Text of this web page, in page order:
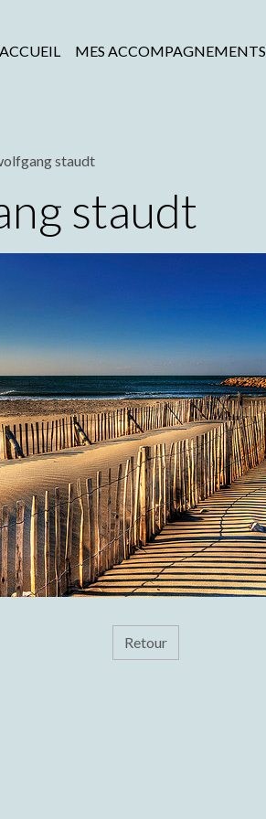
MES ACCOMPAGNEMENTS
staudt
staudt
Retour